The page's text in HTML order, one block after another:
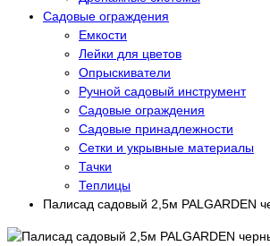
Садовые ограждения
Емкости
Лейки для цветов
Опрыскиватели
Ручной садовый инструмент
Садовые ограждения
Садовые принадлежности
Сетки и укрывные материалы
Тачки
Теплицы
Палисад садовый 2,5м PALGARDEN